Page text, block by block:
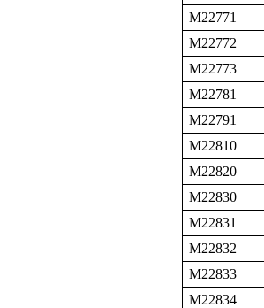
M22771
M22772
M22773
M22781
M22791
M22810
M22820
M22830
M22831
M22832
M22833
M22834